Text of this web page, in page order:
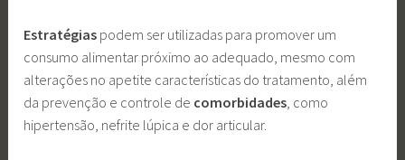
Estratégias podem ser utilizadas para promover um
consumo alimentar próximo ao adequado, mesmo com
alterações no apetite características do tratamento, além
da prevenção e controle de comorbidades , como
hipertensão, nefrite lúpica e dor articular.